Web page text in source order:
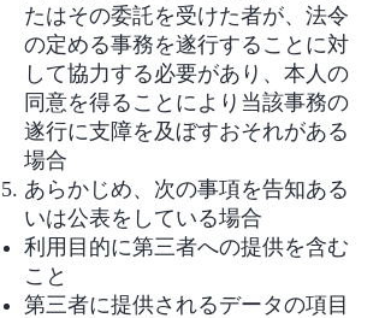
たはその委託を受けた者が、法令
の定める事務を遂行することに対
して協力する必要があり、本人の
同意を得ることにより当該事務の
遂行に支障を及ぼすおそれがある
場合
あらかじめ、次の事項を告知ある
いは公表をしている場合
利用目的に第三者への提供を含む
こと
第三者に提供されるデータの項目